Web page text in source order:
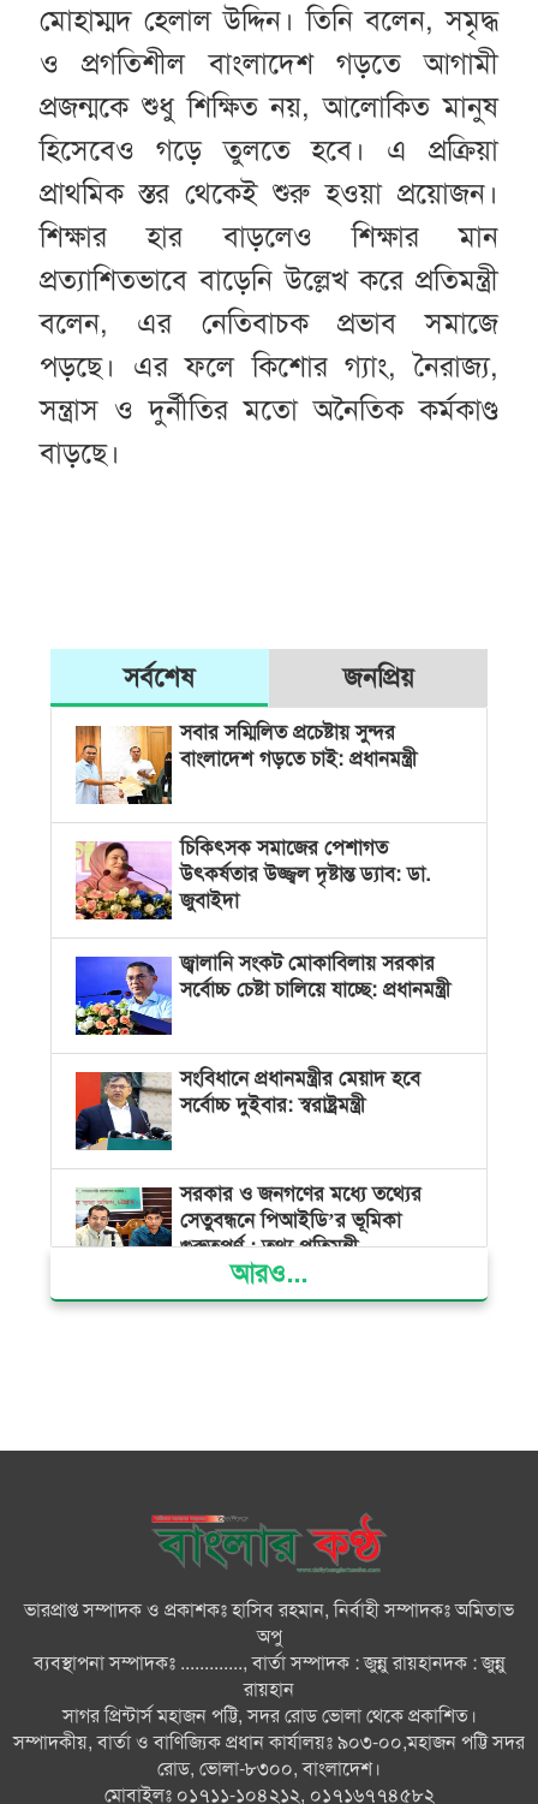
মোহাম্মদ হেলাল উদ্দিন। তিনি বলেন, সমৃদ্ধ
ও প্রগতিশীল বাংলাদেশ গড়তে আগামী
প্রজন্মকে শুধু শিক্ষিত নয়, আলোকিত মানুষ
হিসেবেও গড়ে তুলতে হবে। এ প্রক্রিয়া
প্রাথমিক স্তর থেকেই শুরু হওয়া প্রয়োজন।
শিক্ষার হার বাড়লেও শিক্ষার মান
প্রত্যাশিতভাবে বাড়েনি উল্লেখ করে প্রতিমন্ত্রী
বলেন, এর নেতিবাচক প্রভাব সমাজে
পড়ছে। এর ফলে কিশোর গ্যাং, নৈরাজ্য,
সন্ত্রাস ও দুর্নীতির মতো অনৈতিক কর্মকাণ্ড
বাড়ছে।
সর্বশেষ জনপ্রিয়
সবার সম্মিলিত প্রচেষ্টায় সুন্দর
বাংলাদেশ গড়তে চাই: প্রধানমন্ত্রী
চিকিৎসক সমাজের পেশাগত
উৎকর্ষতার উজ্জ্বল দৃষ্টান্ত ড্যাব: ডা.
জুবাইদা
জ্বালানি সংকট মোকাবিলায় সরকার
সর্বোচ্চ চেষ্টা চালিয়ে যাচ্ছে: প্রধানমন্ত্রী
সংবিধানে প্রধানমন্ত্রীর মেয়াদ হবে
সর্বোচ্চ দুইবার: স্বরাষ্ট্রমন্ত্রী
সরকার ও জনগণের মধ্যে তথ্যের
সেতুবন্ধনে পিআইডি’র ভূমিকা
গুরুত্বপূর্ণ : তথ্য প্রতিমন্ত্রী
দেশের বিভিন্ন স্থানে বৃষ্টির সম্ভাবনা,
করলেই কঠোর ব্যবস্থা: আইনমন্ত্রী
জুলাই যোদ্ধাসহ ৩ জনকে রিকশা
উপহার প্রধানমন্ত্রীর
কোনো গাফিলতি হলে কঠোর ব্যবস্থা
নিচ্ছেন প্রধানমন্ত্রী: রিজভী
তারেক রহমানকেও আয়নাঘরে
নির্যাতন করা হয়েছে: চিফ প্রসিকিউটর
আরও...
ভারপ্রাপ্ত সম্পাদক ও প্রকাশকঃ হাসিব রহমান, নির্বাহী সম্পাদকঃ অমিতাভ
অপু
ব্যবস্থাপনা সম্পাদকঃ ............., বার্তা সম্পাদক : জুন্নু রায়হানদক : জুন্নু
রায়হান
সাগর প্রিন্টার্স মহাজন পট্টি, সদর রোড ভোলা থেকে প্রকাশিত।
সম্পাদকীয়, বার্তা ও বাণিজ্যিক প্রধান কার্যালয়ঃ ৯০৩-০০,মহাজন পট্টি সদর
রোড, ভোলা-৮৩০০, বাংলাদেশ।
মোবাইলঃ ০১৭১১-১০৪২১২, ০১৭১৬৭৭৪৫৮২